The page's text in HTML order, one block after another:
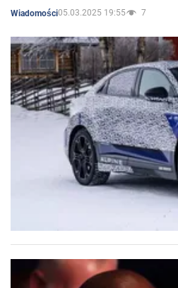
Wiadomości05.03.2025 19:55 7